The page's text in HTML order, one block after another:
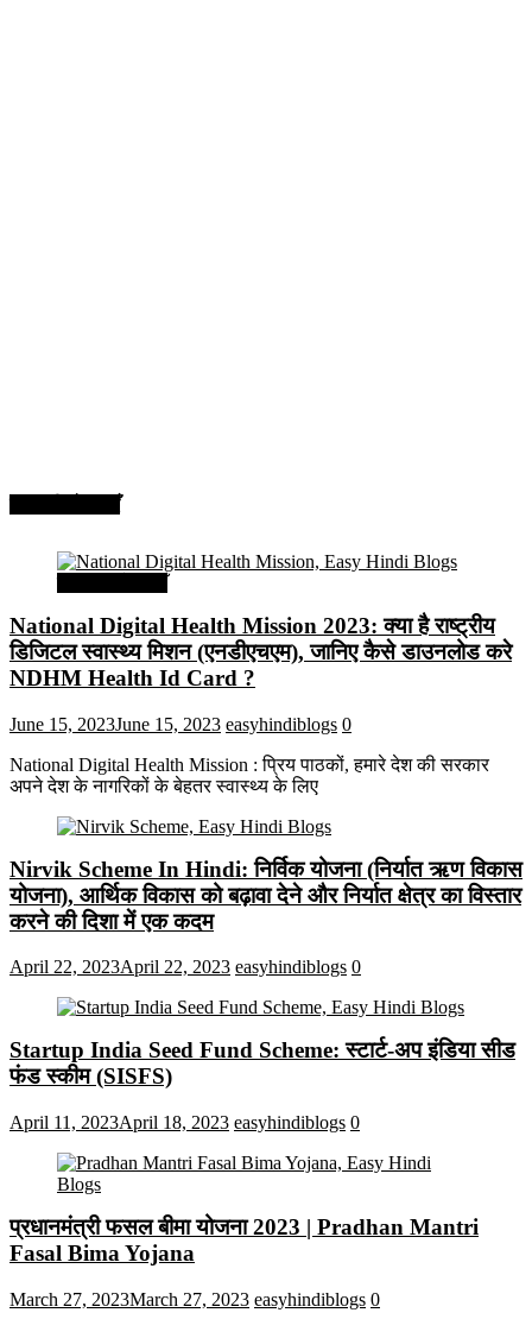
National Digital Health Mission 2023: क्या है राष्ट्रीय
डिजिटल स्वास्थ्य मिशन (एनडीएचएम), जानिए कैसे डाउनलोड करे
NDHM Health Id Card ?
June 15, 2023June 15, 2023 easyhindiblogs 0
National Digital Health Mission : प्रिय पाठकों, हमारे देश की सरकार
अपने देश के नागरिकों के बेहतर स्वास्थ्य के लिए
Nirvik Scheme In Hindi: निर्विक योजना (निर्यात ऋण विकास
योजना), आर्थिक विकास को बढ़ावा देने और निर्यात क्षेत्र का विस्तार
करने की दिशा में एक कदम
April 22, 2023April 22, 2023 easyhindiblogs 0
Startup India Seed Fund Scheme: स्टार्ट-अप इंडिया सीड
फंड स्कीम (SISFS)
April 11, 2023April 18, 2023 easyhindiblogs 0
प्रधानमंत्री फसल बीमा योजना 2023 | Pradhan Mantri
Fasal Bima Yojana
March 27, 2023March 27, 2023 easyhindiblogs 0